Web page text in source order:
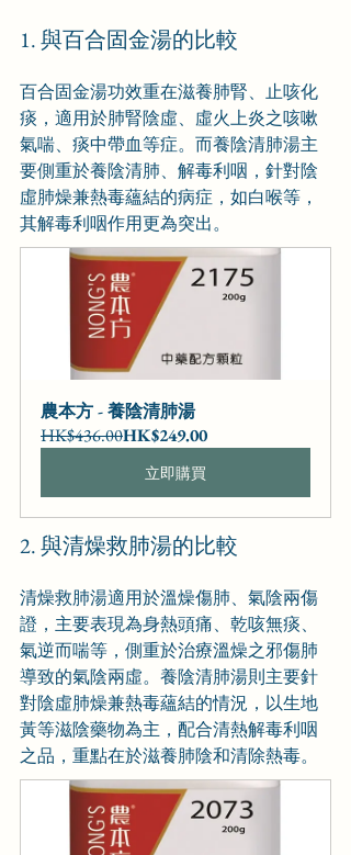
1. 與百合固金湯的比較
百合固金湯功效重在滋養肺腎、止咳化
痰，適用於肺腎陰虛、虛火上炎之咳嗽
氣喘、痰中帶血等症。而養陰清肺湯主
要側重於養陰清肺、解毒利咽，針對陰
虛肺燥兼熱毒蘊結的病症，如白喉等，
其解毒利咽作用更為突出。
農本方 - 養陰清肺湯
HK$436.00HK$249.00
立即購買
2. 與清燥救肺湯的比較
清燥救肺湯適用於溫燥傷肺、氣陰兩傷
證，主要表現為身熱頭痛、乾咳無痰、
氣逆而喘等，側重於治療溫燥之邪傷肺
導致的氣陰兩虛。養陰清肺湯則主要針
對陰虛肺燥兼熱毒蘊結的情況，以生地
黃等滋陰藥物為主，配合清熱解毒利咽
之品，重點在於滋養肺陰和清除熱毒。